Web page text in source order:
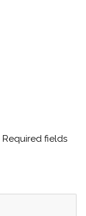
Required fields